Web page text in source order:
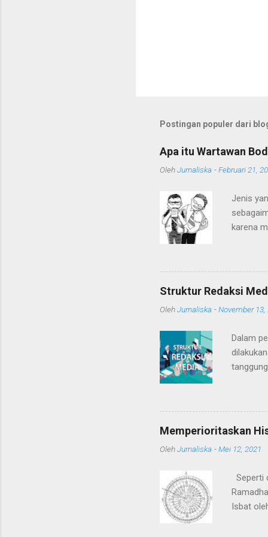
Postingan populer dari
Apa itu Wartawan
OlehJurnaliska -Februari 21,
Jenis
karena
Mereka
Bodrex".
para
atau
Struktur Redaksi
OlehJurnaliska -November 13,
Dalam
liputan/
suatu
Memperioritaskan
OlehJurnaliska -Mei 12, 2021
Seperti
Isbat